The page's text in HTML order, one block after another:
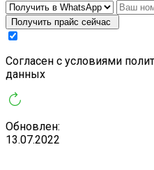
Получить прайс сейчас
Cогласен с условиями
данных
Обновлен:
13.07.2022